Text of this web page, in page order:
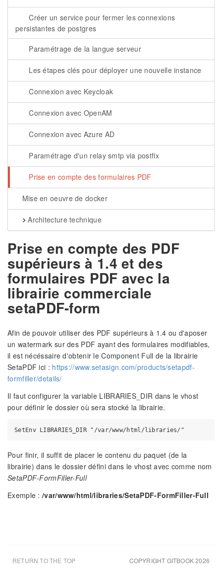
Créer un service pour fermer les connexions
persistantes de postgres
Paramétrage de la langue serveur
Les étapes clés pour déployer une nouvelle instance
Connexion avec Keycloak
Connexion avec OpenAM
Connexion avec Azure AD
Paramétrage d'un relay smtp via postfix
Prise en compte des formulaires PDF
Mise en oeuvre de docker
Architecture technique
Prise en compte des PDF
supérieurs à 1.4 et des
formulaires PDF avec la
librairie commerciale
setaPDF-form
Afin de pouvoir utiliser des PDF supérieurs à 1.4 ou d'aposer
un watermark sur des PDF ayant des formulaires modifiables,
il est nécéssaire d'obtenir le Component Full de la librairie
SetaPDF ici : https://www.setasign.com/products/setapdf-
formfiller/details/
Il faut configurer la variable LIBRARIES_DIR dans le vhost
pour définir le dossier où sera stocké la librairie.
Pour finir, il suffit de placer le contenu du paquet (de la
librairie) dans le dossier défini dans le vhost avec comme nom
SetaPDF-FormFiller-Full
Exemple : /var/www/html/libraries/SetaPDF-FormFiller-Full
COPYRIGHT GITBOOK 2026
RETURN TO THE TOP